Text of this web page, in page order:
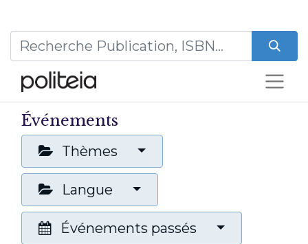
Événements
Thèmes
Langue
Événements passés